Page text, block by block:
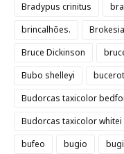
Bradypus crinitus
brincalhões.
Bruce Dickinson
Bubo shelleyi
Budorcas taxicolor
Budorcas taxicolor whitei
bufeo
bugio